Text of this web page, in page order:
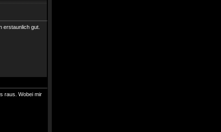
erstaunlich gut.
raus. Wobei mir